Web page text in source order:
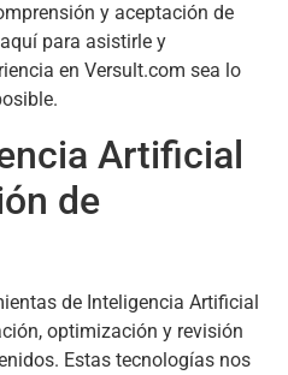
y aceptación de
para asistirle y
en Versult.com sea lo
Artificial
de
de Inteligencia Artificial
optimización y revisión
Estas tecnologías nos